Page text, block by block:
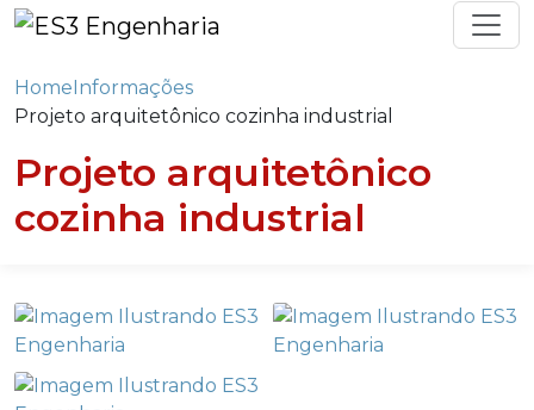
HomeInformações
Projeto arquitetônico cozinha industrial
Projeto arquitetônico
cozinha industrial